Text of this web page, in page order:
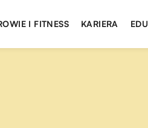
I FITNESS KARIERA